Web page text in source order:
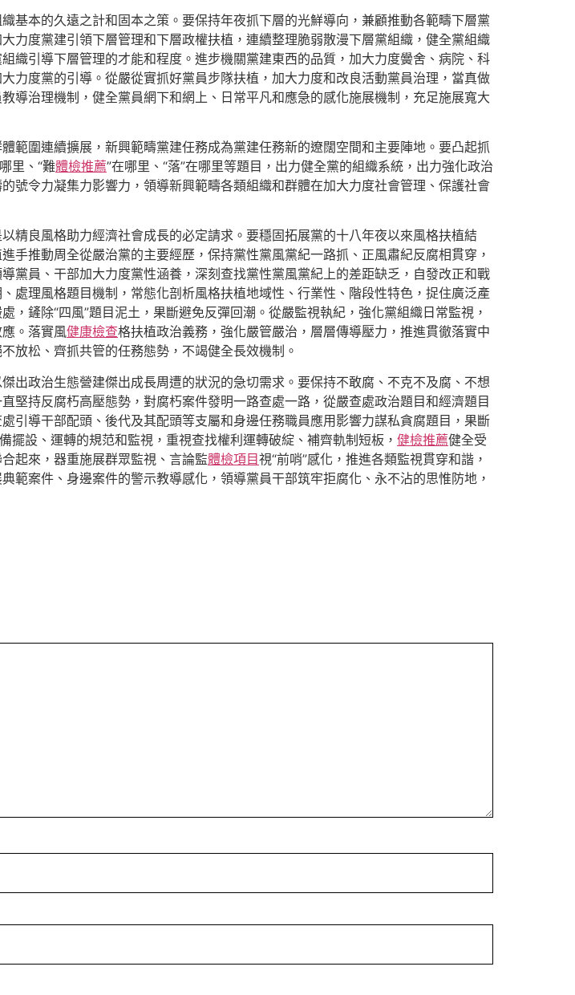
基本的久遠之計和固本之策。要保持年夜抓下層的光鮮導向，兼顧推動各範疇下層黨
力度黨建引領下層管理和下層政權扶植，連續整理脆弱散漫下層黨組織，健全黨組織
織引導下層管理的才能和程度。進步機關黨建東西的品質，加大力度黌舍、病院、科
力度黨的引導。從嚴從實抓好黨員步隊扶植，加大力度和改良活動黨員治理，當真做
導治理機制，健全黨員網下和網上、日常平凡和應急的感化施展機制，充足施展寬大
範圍連續擴展，新興範疇黨建任務成為黨建任務新的遼闊空間和主要陣地。要凸起抓
里、“難體檢推薦”在哪里、“落”在哪里等題目，出力健全黨的組織系統，出力強化政治
號令力凝集力影響力，領導新興範疇各類組織和群體在加大力度社會管理、保護社會
精良風格助力經濟社會成長的必定請求。要穩固拓展黨的十八年夜以來風格扶植結
手推動周全從嚴治黨的主要經歷，保持黨性黨風黨紀一路抓、正風肅紀反腐相貫穿，
黨員、干部加大力度黨性涵養，深刻查找黨性黨風黨紀上的差距缺乏，自發改正和戰
處理風格題目機制，常態化剖析風格扶植地域性、行業性、階段性特色，捉住廣泛產
，鏟除“四風”題目泥土，果斷避免反彈回潮。從嚴監視執紀，強化黨組織日常監視，
。落實風健康檢查格扶植政治義務，強化嚴管嚴治，層層傳導壓力，推進貫徹落實中
放松、齊抓共管的任務態勢，不竭健全長效機制。
出政治生態營建傑出成長周遭的狀況的急切需求。要保持不敢腐、不克不及腐、不想
堅持反腐朽高壓態勢，對腐朽案件發明一路查處一路，從嚴查處政治題目和經濟題目
引導干部配頭、後代及其配頭等支屬和身邊任務職員應用影響力謀私貪腐題目，果斷
設、運轉的規范和監視，重視查找權利運轉破綻、補齊軌制短板， 健檢推薦健全受
起來，器重施展群眾監視、言論監體檢項目視“前哨”感化，推進各類監視貫穿和諧，
案件、身邊案件的警示教導感化，領導黨員干部筑牢拒腐化、永不沾的思惟防地，